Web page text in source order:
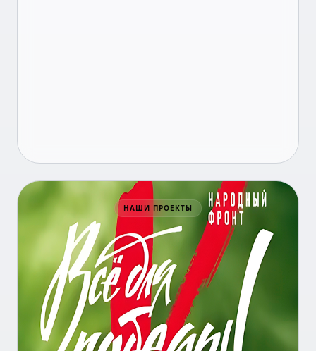
НАШИ ПРОЕКТЫ